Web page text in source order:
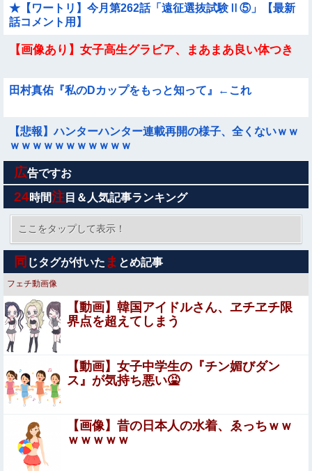
★【ワートリ】今月第262話「遠征選抜試験Ⅱ⑤」【最新
話コメント用】
【画像あり】女子高生グラビア、まあまあ良い体つき
田村真佑『私のDカップをもっと知って』←これ
【悲報】ハンターハンター連載再開の様子、全くないｗｗ
ｗｗｗｗｗｗｗｗｗｗｗ
【画像】 ジオン兵「キャノン担いだデブ？近接は無理だろ
（笑）」→
【画像】田中みな実さん、妊娠中とは思えないヒール姿で
登場してしまう他
【画像】大阪の高校「制服を”これ”に変えたら志願者がめ
ちゃくちゃ増えた」
【画像】田中みな実さん、妊娠中とは思えないヒール姿で
登場してしまう
ボクシング元世界王者・薬師寺保栄被告 養子縁組届を偽
造して提出した罪認める
【閲覧注意】お願いだからフェイクであってほしいこの女
児の動画、本物だった…
【ウマ娘】トレーナーに家に帰って電気つけたらステ
ィルトレさんが立ってるだけで普通に怖い」説を検証
するケイちゃん
七咲逢と援交生ハメ交渉♥️????♥️????♥️
広告ですお
24時間注 目＆人気記事ランキング
ここをタップして表示！
同 じタグが付いた ま とめ記事
フェチ動画像
【動画】韓国アイドルさん、ヱチヱチ限
界点を超えてしまう
【動画】女子中学生の『チン媚びダン
ス』が気持ち悪い🤮
【画像】昔の日本人の水着、ゑっちｗｗ
ｗｗｗｗｗ